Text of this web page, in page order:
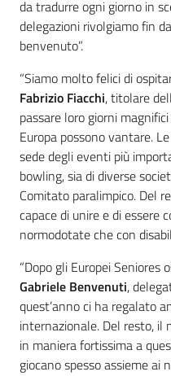
da tradurre ogni giorno in
delegazioni rivolgiamo fin
benvenuto”.
“Siamo molto felici di
Fabrizio Fiacchi, titolare
passare loro giorni
Europa possono vantare.
sede degli eventi più
bowling, sia di diverse
Comitato paralimpico. Del
capace di unire e di essere
normodotate che con
“Dopo gli Europei
Gabriele Benvenuti,
quest’anno ci ha regalato
internazionale. Del resto, il
in maniera fortissima a
giocano spesso assieme ai